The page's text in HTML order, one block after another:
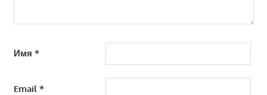
Имя *
Email *